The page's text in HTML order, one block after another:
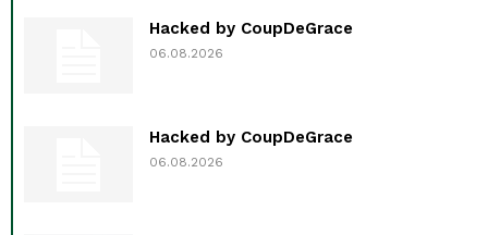
Hacked by CoupDeGrace
06.08.2026
Hacked by CoupDeGrace
06.08.2026